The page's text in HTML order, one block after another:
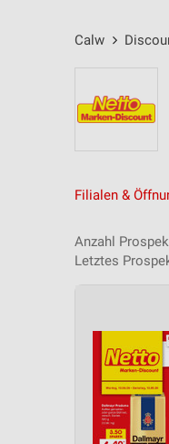
Calw
Filialen &
Anzahl
Letztes